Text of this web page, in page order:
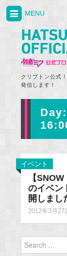
クリプトン公式
発信します！
MENU
Day:
イベント
【
のイベン
開しまし
2012年3月27
Search
for: